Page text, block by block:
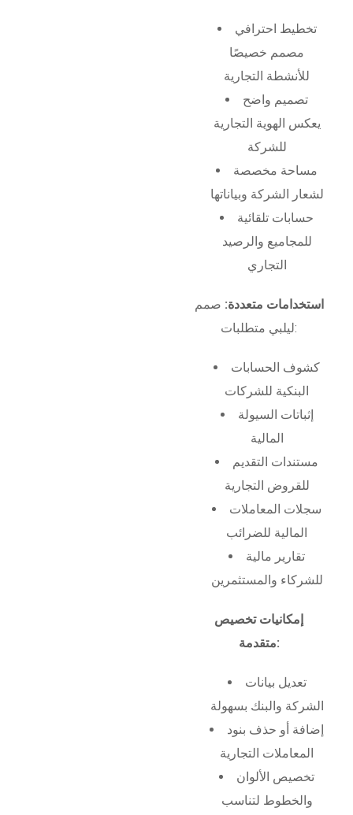
تخطيط احترافي
مصمم خصيصًا
للأنشطة التجارية
تصميم واضح
يعكس الهوية التجارية
للشركة
مساحة مخصصة
لشعار الشركة وبياناتها
حسابات تلقائية
للمجاميع والرصيد
التجاري
استخدامات متعددة: صمم
ليلبي متطلبات:
كشوف الحسابات
البنكية للشركات
إثباتات السيولة
المالية
مستندات التقديم
للقروض التجارية
سجلات المعاملات
المالية للضرائب
تقارير مالية
للشركاء والمستثمرين
إمكانيات تخصيص
متقدمة:
تعديل بيانات
الشركة والبنك بسهولة
إضافة أو حذف بنود
المعاملات التجارية
تخصيص الألوان
والخطوط لتناسب